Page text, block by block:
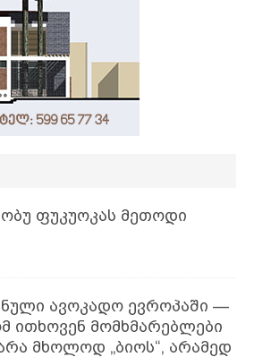
ფუკუოკას მეთოდი
ავოკადო ევროპაში —
ითხოვენ მომხმარებლები
მხოლოდ „ბიოს“, არამედ